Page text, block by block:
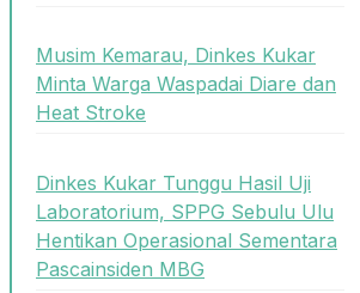
Musim Kemarau, Dinkes Kukar
Minta Warga Waspadai Diare dan
Heat Stroke
Dinkes Kukar Tunggu Hasil Uji
Laboratorium, SPPG Sebulu Ulu
Hentikan Operasional Sementara
Pascainsiden MBG